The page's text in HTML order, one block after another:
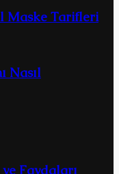
Maske Tarifleri
Nasıl
Faydaları